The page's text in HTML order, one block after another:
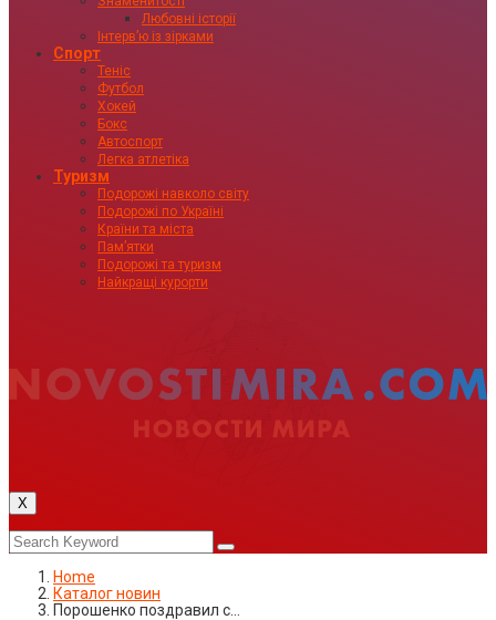
Любовні історії
Інтервʼю із зірками
Спорт
Теніс
Футбол
Хокей
Бокс
Автоспорт
Легка атлетіка
Туризм
Подорожі навколо світу
Подорожі по Україні
Країни та міста
Пам’ятки
Подорожі та туризм
Найкращі курорти
X
Home
Каталог новин
Порошенко поздравил с…